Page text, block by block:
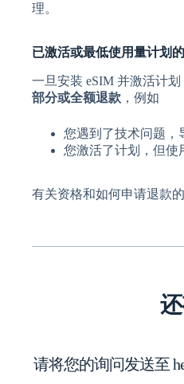
理。
已激活或最低使用量计划
一旦安装 eSIM 并激活计
部分或全额退款 ，例如
您遇到了技术问题，
您激活了计划，但使
有关资格和如何申请退款
请将您的询问发送至